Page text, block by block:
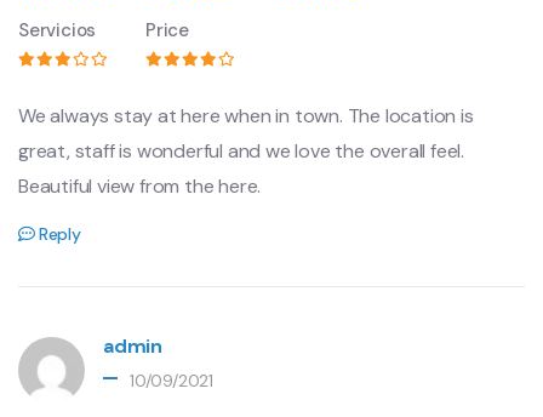
Servicios Price
We always stay at here when in town. The location is
great, staff is wonderful and we love the overall feel.
Beautiful view from the here.
Reply
admin
10/09/2021